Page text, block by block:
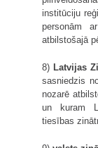
institūciju
personām
atbilstošajā
8) Latvijas
sasniedzis
nozarē
un kuram
tiesības